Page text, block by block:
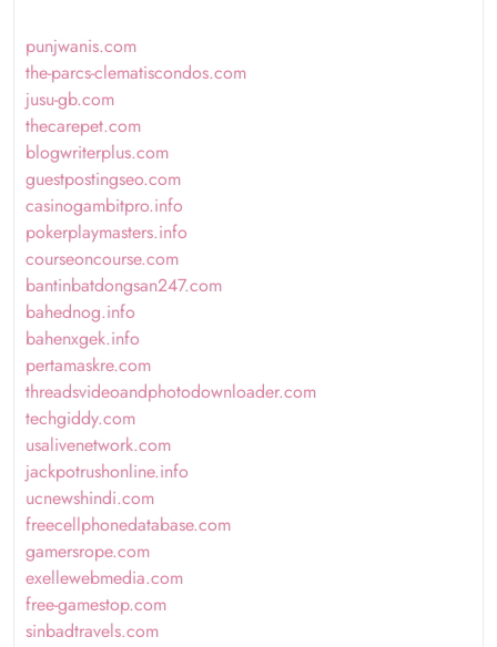
punjwanis.com
the-parcs-clematiscondos.com
jusu-gb.com
thecarepet.com
blogwriterplus.com
guestpostingseo.com
casinogambitpro.info
pokerplaymasters.info
courseoncourse.com
bantinbatdongsan247.com
bahednog.info
bahenxgek.info
pertamaskre.com
threadsvideoandphotodownloader.com
techgiddy.com
usalivenetwork.com
jackpotrushonline.info
ucnewshindi.com
freecellphonedatabase.com
gamersrope.com
exellewebmedia.com
free-gamestop.com
sinbadtravels.com